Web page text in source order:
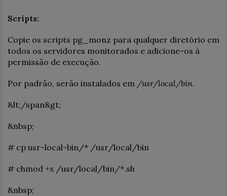
Scripts:
Copie os scripts pg_monz para qualquer diretório em
todos os servidores monitorados e adicione-os à
permissão de execução.
Por padrão, serão instalados em /usr/local/bin.
&lt;/span&gt;
&nbsp;
# cp usr-local-bin/* /usr/local/bin
# chmod +x /usr/local/bin/*.sh
&nbsp;